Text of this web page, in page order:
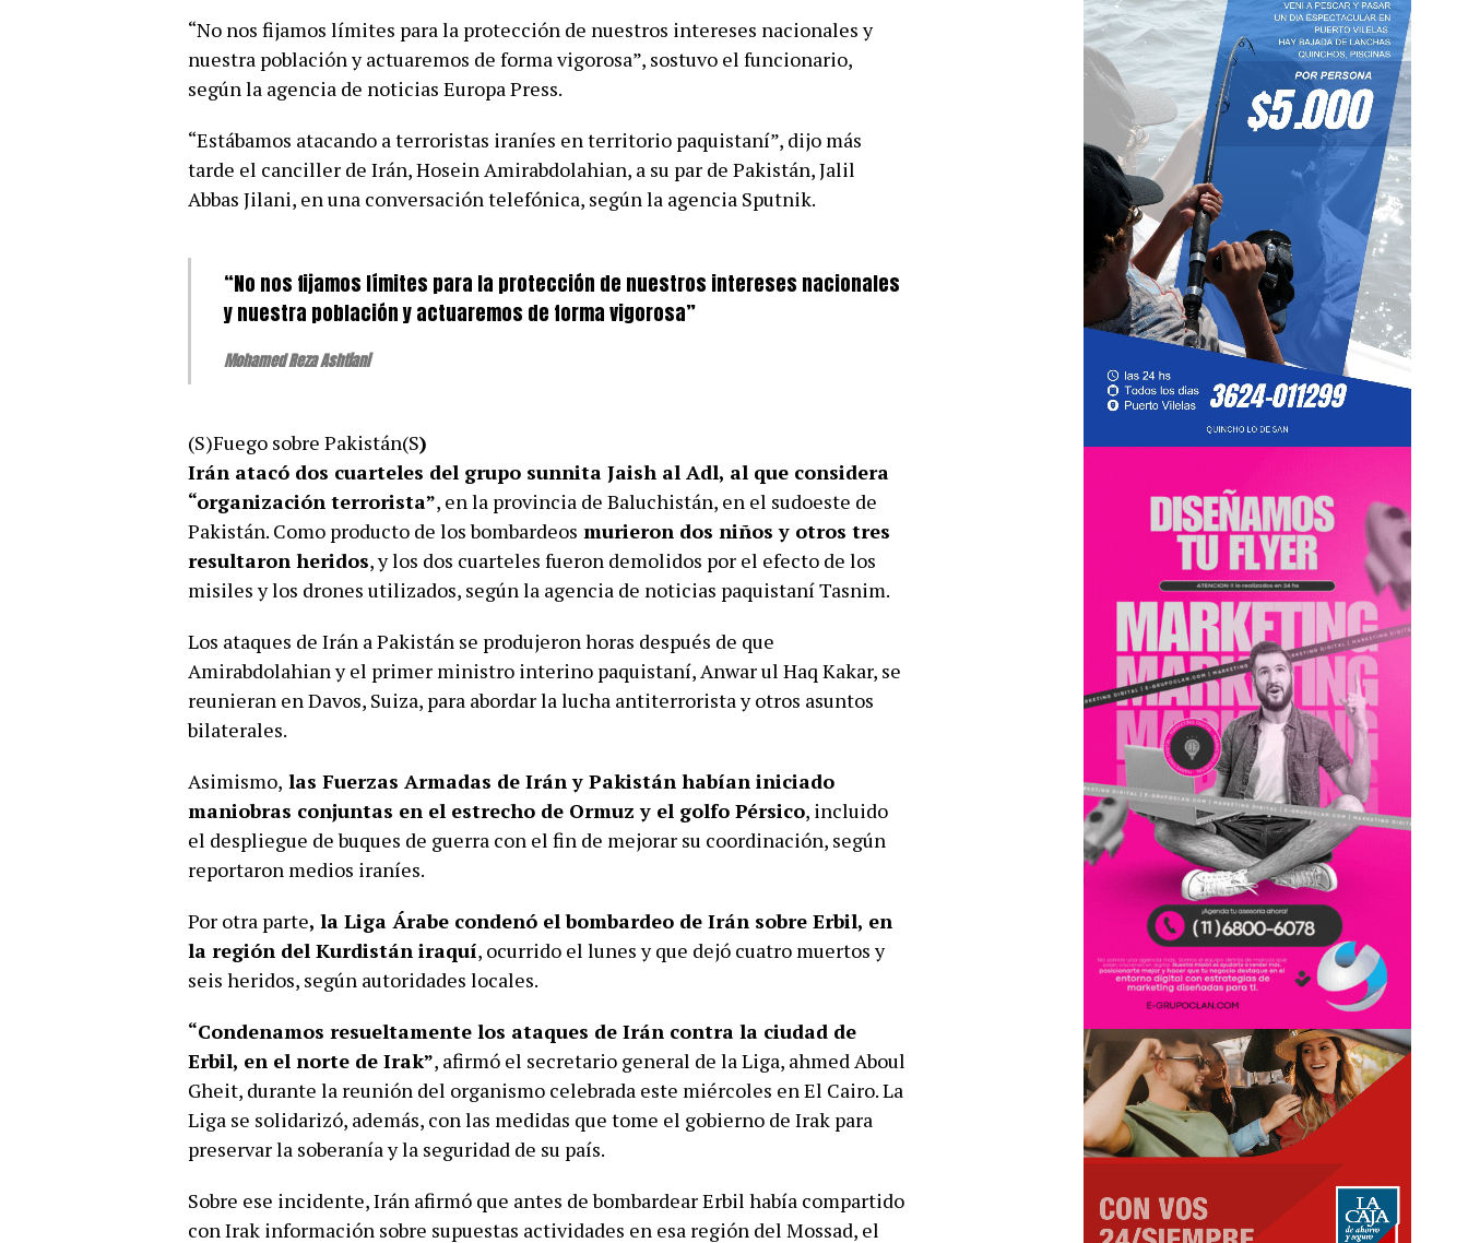
“No nos fijamos límites para la protección de nuestros intereses nacionales y
nuestra población y actuaremos de forma vigorosa”, sostuvo el funcionario,
según la agencia de noticias Europa Press.
“Estábamos atacando a terroristas iraníes en territorio paquistaní”, dijo más
tarde el canciller de Irán, Hosein Amirabdolahian, a su par de Pakistán, Jalil
Abbas Jilani, en una conversación telefónica, según la agencia Sputnik.
“No nos fijamos límites para la protección de nuestros intereses nacionales
y nuestra población y actuaremos de forma vigorosa”
Mohamed Reza Ashtiani
(S)Fuego sobre Pakistán(S)
Irán atacó dos cuarteles del grupo sunnita Jaish al Adl, al que considera
“organización terrorista”, en la provincia de Baluchistán, en el sudoeste de
Pakistán. Como producto de los bombardeos murieron dos niños y otros tres
resultaron heridos, y los dos cuarteles fueron demolidos por el efecto de los
misiles y los drones utilizados, según la agencia de noticias paquistaní Tasnim.
Los ataques de Irán a Pakistán se produjeron horas después de que
Amirabdolahian y el primer ministro interino paquistaní, Anwar ul Haq Kakar, se
reunieran en Davos, Suiza, para abordar la lucha antiterrorista y otros asuntos
bilaterales.
Asimismo, las Fuerzas Armadas de Irán y Pakistán habían iniciado
maniobras conjuntas en el estrecho de Ormuz y el golfo Pérsico, incluido
el despliegue de buques de guerra con el fin de mejorar su coordinación, según
reportaron medios iraníes.
Por otra parte, la Liga Árabe condenó el bombardeo de Irán sobre Erbil, en
la región del Kurdistán iraquí, ocurrido el lunes y que dejó cuatro muertos y
seis heridos, según autoridades locales.
“Condenamos resueltamente los ataques de Irán contra la ciudad de
Erbil, en el norte de Irak”, afirmó el secretario general de la Liga, ahmed Aboul
Gheit, durante la reunión del organismo celebrada este miércoles en El Cairo. La
Liga se solidarizó, además, con las medidas que tome el gobierno de Irak para
preservar la soberanía y la seguridad de su país.
Sobre ese incidente, Irán afirmó que antes de bombardear Erbil había compartido
con Irak información sobre supuestas actividades en esa región del Mossad, el